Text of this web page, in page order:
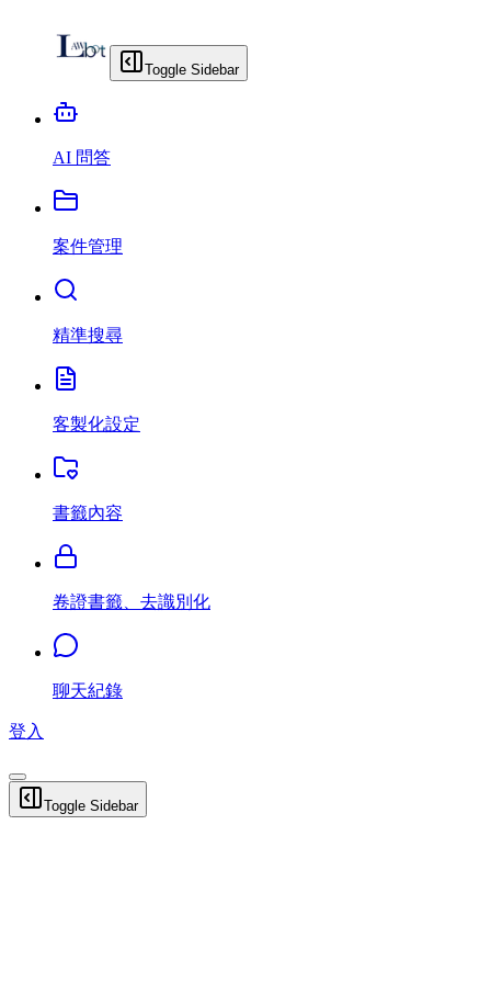
Toggle Sidebar
AI 問答
案件管理
精準搜尋
客製化設定
書籤內容
卷證書籤、去識別化
聊天紀錄
登入
Toggle Sidebar